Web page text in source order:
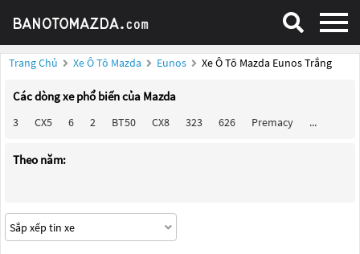
Trang Chủ Xe Ô Tô Mazda Eunos Xe Ô Tô Mazda Eunos Trắng
Các dòng xe phổ biến của Mazda
3 CX5 6 2 BT50 CX8 323 626 Premacy ...
Theo năm: